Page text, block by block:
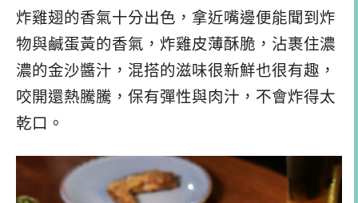
炸雞翅的香氣十分出色，拿近嘴邊便能聞到炸
物與鹹蛋黃的香氣，炸雞皮薄酥脆，沾裹住濃
濃的金沙醬汁，混搭的滋味很新鮮也很有趣，
咬開還熱騰騰，保有彈性與肉汁，不會炸得太
乾口。